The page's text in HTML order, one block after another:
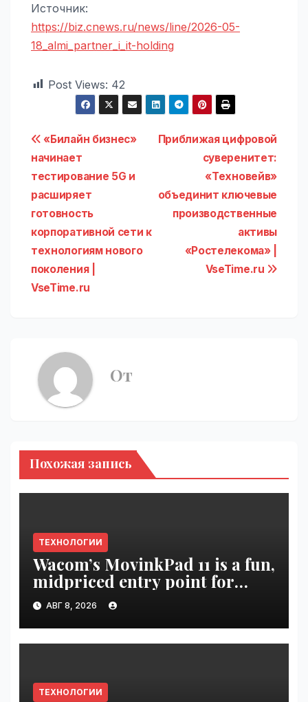
Источник:
https://biz.cnews.ru/news/line/2026-05-
18_almi_partner_i_it-holding
Post Views: 42
Навигация
по
записям
Приближая цифровой
суверенитет:
«Техновейв»
объединит ключевые
производственные
активы
«Ростелекома» |
VseTime.ru
«Билайн бизнес»
начинает
тестирование 5G и
расширяет
готовность
корпоративной сети к
технологиям нового
поколения |
VseTime.ru
От
Похожая запись
ТЕХНОЛОГИИ
Wacom’s MovinkPad 11 is a fun,
midpriced entry point for
digital artists | VseTime.ru
АВГ 8, 2026
ТЕХНОЛОГИИ